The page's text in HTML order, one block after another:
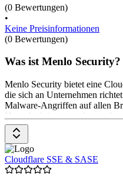
(0 Bewertungen)
•
Keine Preisinformationen
(0 Bewertungen)
Was ist Menlo Security?
Menlo Security bietet eine
die sich an Unternehmen
Malware-Angriffen auf allen
Hauptfunktionen umfassen
Ransomware und Web-
Browsern. Preise sind auf
Cloudflare SSE & SASE